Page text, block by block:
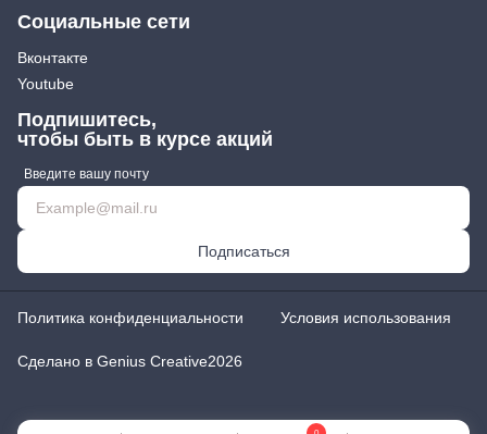
Социальные сети
Вконтакте
Youtube
Подпишитесь,
чтобы быть в курсе акций
Введите вашу почту
Подписаться
Политика конфиденциальности Условия использования
Сделано в Genius Creative2026